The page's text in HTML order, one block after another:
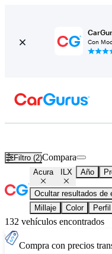
Con
Filtro (2)Compara
Acura ILX Año
Ocultar resultados de
Millaje
Color
132 vehículos encontrados
Compra con precios